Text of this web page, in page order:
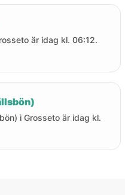
är idag kl. 06:12.
i Grosseto är idag kl.